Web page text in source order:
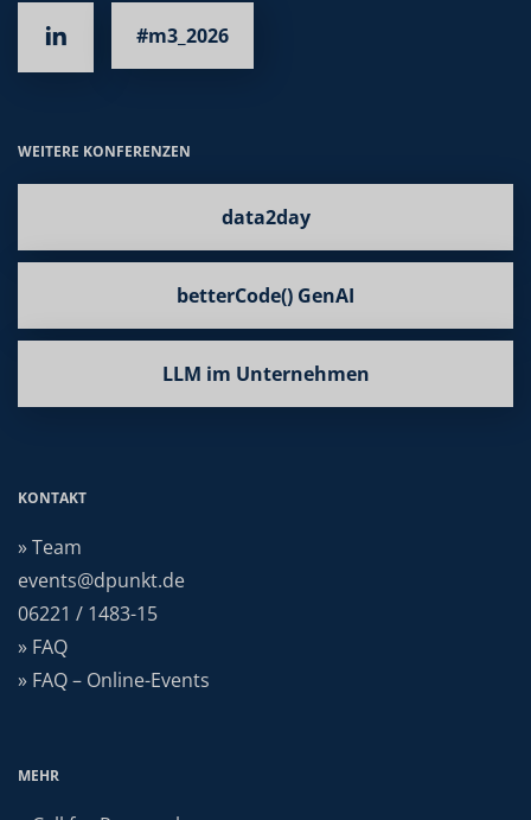
#m3_2026
WEITERE KONFERENZEN
data2day
betterCode() GenAI
LLM im Unternehmen
KONTAKT
» Team
events@dpunkt.de
06221 / 1483-15
» FAQ
» FAQ – Online-Events
MEHR